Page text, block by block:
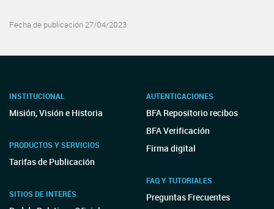
Fecha de publicación 27/04/2023
INSTITUCIONAL
Misión, Visión e Historia
PRODUCTOS Y SERVICIOS
Tarifas de Publicación
SITIOS DE INTERÉS
AUTENTICACIONES
BFA Repositorio recibos
BFA Verificación
Firma digital
FAQ Y TUTORIALES
Preguntas Frecuentes